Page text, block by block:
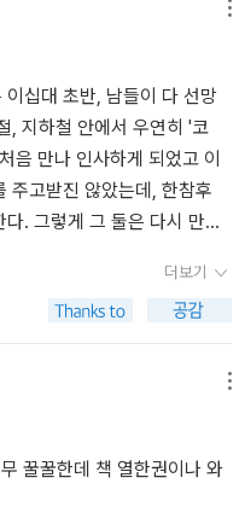
버릴까 벌벌 떨다니.' 호주
'박쥐'를 타이틀로 하는 이
'애버리진' 사람들과 그들의
있습니다. 땅을 빼앗긴 것도
하는 정책들 때문에 더욱 비
히 가슴을 아프게 합니다. 미
내에서 '애버리진'들의 범죄
주려는듯 한 백인들의 정책
. 그런 정책들은 '앤드류'로 대
놓았습니다. '요 네스뵈'는 이
이야기를 진행시킵니다. 다
일리아를 배경으로 이 작품을
쥐'를 끌고 가는 캐릭터들은
국인 등 주류가 아닌 비주
'는 그들의 이야기 안에 또
'를 화자로 내세워 비주류들
란 귀를 붙였으며 겨드랑이
다. 그가 박쥐 같다고, 해리
. '느껴지지 않습니까? 박쥐
나라다란!''나라다란.' 용수가
, 박쥐.' (245쪽)​​요 네스뵈는
의 치욕스럽고 아팠던 노르웨
'박쥐'에서 요 네스뵈는 또 한
로 사건현장인 오스트레일리
을 읽고 검색까지 해 본 애버
대한 이야기는 그네들의 입
리시켜 백인가정에 입양시켰
를 머나먼 타국땅으로 입양
는 슬프고 안타까운 대목이기
어졌는지, 왜 그렇게 술을 마
서투른건지...그냥 그게 바로
읽고 조금은 그 생각이 달라
십대 초반, 남들이 다 선망
, 지하철 안에서 우연히 '코
음 만나 인사하게 되었고 이
주고받진 않았는데, 한참후
. 그렇게 그 둘은 다시 만나
고 제대로 학교를 다니지도
망하는 증권사에 다니고 있
얘기를 듣다가 레슬리는 공
받고산 건 아니었다. 엄마
는 그 모든 것으로부터 거
시절 살던 동네를 보여주며
코너는 그러나 그 불행한 어
뭘 아느냐고 화를 낸다. 이렇
더보기
꿀꿀한데 책 열한권이나 와